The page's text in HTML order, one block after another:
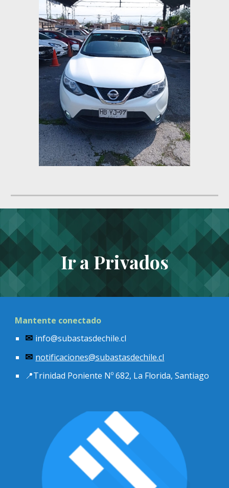
Ir a Privados
Mantente conectado
✉ info@subastasdechile.cl
✉ notificaciones@subastasdechile.cl
📍Trinidad Poniente Nº 682, La Florida, Santiago